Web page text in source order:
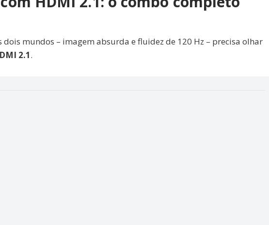
dois mundos – imagem absurda e fluidez de 120 Hz – precisa olhar
2.1.